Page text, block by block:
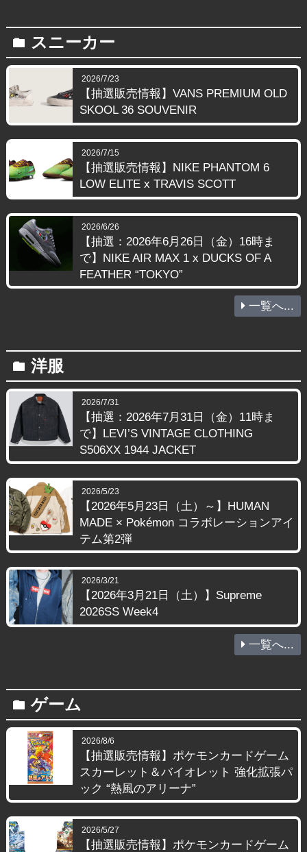
folder スニーカー
2026/7/23
【抽選販売情報】VANS PREMIUM OLD
SKOOL 36 SOUVENIR
2026/7/15
【抽選販売情報】NIKE PHANTOM 6
LOW ELITE x TRAVIS SCOTT
2026/6/26
【抽選：2026年6月26日（金）16時ま
で】NIKE AIR MAX 1 x DUCKS OF A
FEATHER “TOKYO”
一覧へ...
folder 洋服
2026/7/31
【抽選：2026年7月31日（金）11時ま
で】LEVI’S VINTAGE CLOTHING
S506XX 1944 JACKET
2026/5/23
【2026年5月23日（土）～】HUMAN
MADE × Pokémon コラボレーションアイ
テム第2弾
2026/3/21
【2026年3月21日（土）】Supreme
2026SS Week4
一覧へ...
folder ゲーム
2026/8/6
【抽選販売情報】ポケモンカードゲーム
スカーレット＆バイオレット 強化拡張パ
ック “熱風のアリーナ”
2026/5/27
【抽選販売情報】ポケモンカードゲーム